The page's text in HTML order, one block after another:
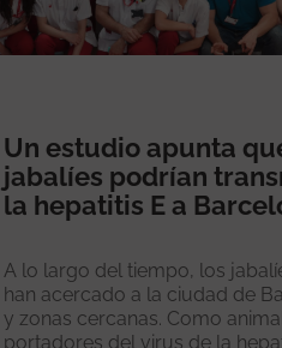
Un estudio apunta
jabalíes podrían
la hepatitis E a
A lo largo del tiempo, los
han acercado a la ciudad de
y zonas cercanas. Como
portadores del virus de la